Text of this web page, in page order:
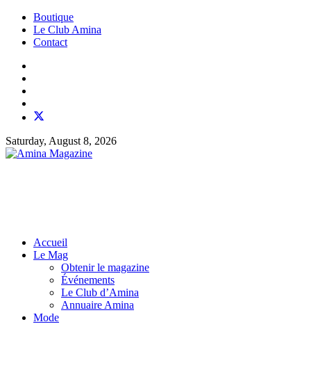
Boutique
Le Club Amina
Contact
Saturday, August 8, 2026
Accueil
Le Mag
Obtenir le magazine
Événements
Le Club d’Amina
Annuaire Amina
Mode